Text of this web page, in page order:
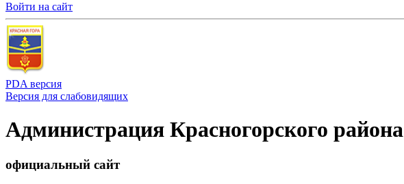
Войти на сайт
PDA версия
Версия для слабовидящих
Администрация Красногорского района
официальный сайт